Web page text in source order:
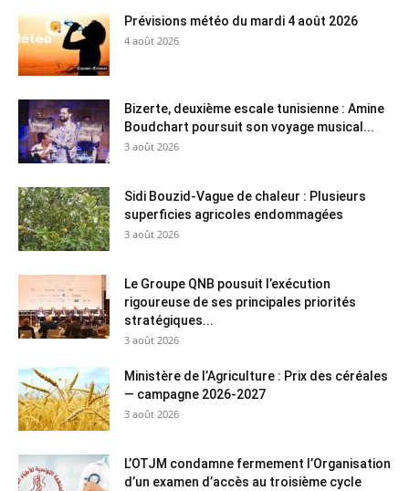
Prévisions météo du mardi 4 août 2026
4 août 2026
Bizerte, deuxième escale tunisienne : Amine
Boudchart poursuit son voyage musical...
3 août 2026
Sidi Bouzid-Vague de chaleur : Plusieurs
superficies agricoles endommagées
3 août 2026
Le Groupe QNB pousuit l’exécution
rigoureuse de ses principales priorités
stratégiques...
3 août 2026
Ministère de l’Agriculture : Prix des céréales
— campagne 2026-2027
3 août 2026
L’OTJM condamne fermement l’Organisation
d’un examen d’accès au troisième cycle